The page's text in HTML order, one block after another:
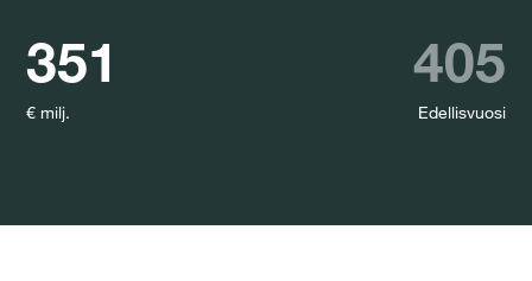
351
€ milj.
405
Edellisvuosi